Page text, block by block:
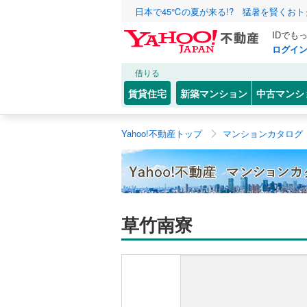
日本で45℃の夏が来る!? 猛暑を賢くおト
IDでも
ログイン
借りる
賃貸住宅 新築マンション 中古マンシ
Yahoo!不動産トップ マンションカタログ
草竹南寮